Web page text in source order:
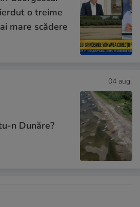
o treime
mare scădere
04 aug.
n Dunăre?